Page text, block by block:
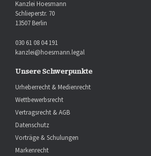
Kanzlei Hoesmann
Schlieperstr. 70
13507 Berlin
030 61 08 04 191
kanzlei@hoesmann.legal
Unsere Schwerpunkte
Urheberrecht & Medienrecht
Wettbewerbsrecht
Vertragsrecht & AGB
Datenschutz
Vorträge & Schulungen
Markenrecht